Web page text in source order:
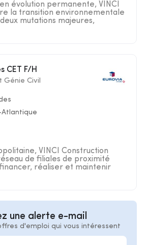
évolution permanente, VINCI
la transition environnementale
mutations majeures,
CET F/H
Génie Civil
Atlantique
VINCI Construction
de filiales de proximité
réaliser et maintenir
une alerte e-mail
d'emploi qui vous intéressent